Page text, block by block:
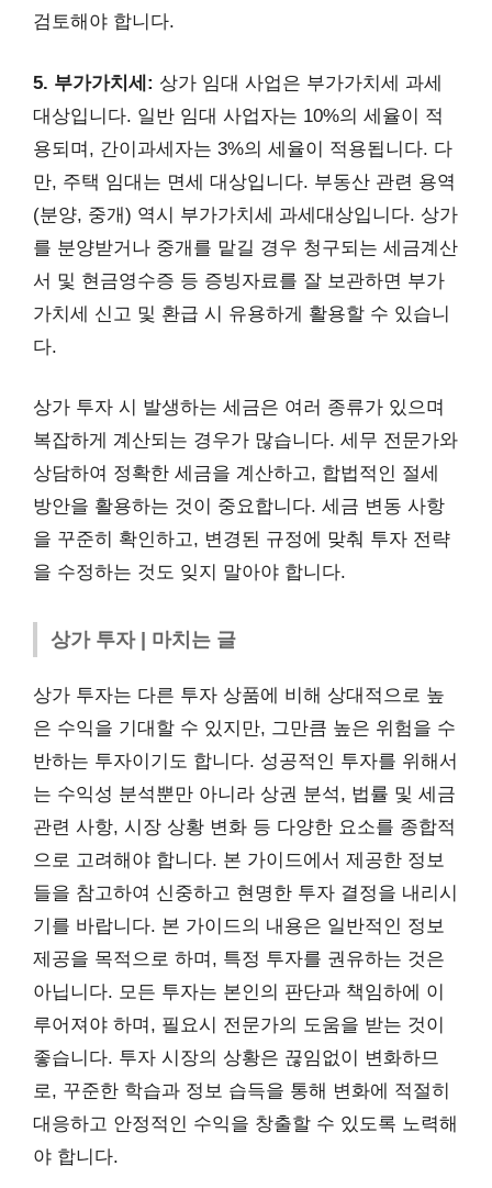
검토해야 합니다.
5. 부가가치세: 상가 임대 사업은 부가가치세 과세
대상입니다. 일반 임대 사업자는 10%의 세율이 적
용되며, 간이과세자는 3%의 세율이 적용됩니다. 다
만, 주택 임대는 면세 대상입니다. 부동산 관련 용역
(분양, 중개) 역시 부가가치세 과세대상입니다. 상가
를 분양받거나 중개를 맡길 경우 청구되는 세금계산
서 및 현금영수증 등 증빙자료를 잘 보관하면 부가
가치세 신고 및 환급 시 유용하게 활용할 수 있습니
다.
상가 투자 시 발생하는 세금은 여러 종류가 있으며
복잡하게 계산되는 경우가 많습니다. 세무 전문가와
상담하여 정확한 세금을 계산하고, 합법적인 절세
방안을 활용하는 것이 중요합니다. 세금 변동 사항
을 꾸준히 확인하고, 변경된 규정에 맞춰 투자 전략
을 수정하는 것도 잊지 말아야 합니다.
상가 투자 | 마치는 글
상가 투자는 다른 투자 상품에 비해 상대적으로 높
은 수익을 기대할 수 있지만, 그만큼 높은 위험을 수
반하는 투자이기도 합니다. 성공적인 투자를 위해서
는 수익성 분석뿐만 아니라 상권 분석, 법률 및 세금
관련 사항, 시장 상황 변화 등 다양한 요소를 종합적
으로 고려해야 합니다. 본 가이드에서 제공한 정보
들을 참고하여 신중하고 현명한 투자 결정을 내리시
기를 바랍니다. 본 가이드의 내용은 일반적인 정보
제공을 목적으로 하며, 특정 투자를 권유하는 것은
아닙니다. 모든 투자는 본인의 판단과 책임하에 이
루어져야 하며, 필요시 전문가의 도움을 받는 것이
좋습니다. 투자 시장의 상황은 끊임없이 변화하므
로, 꾸준한 학습과 정보 습득을 통해 변화에 적절히
대응하고 안정적인 수익을 창출할 수 있도록 노력해
야 합니다.